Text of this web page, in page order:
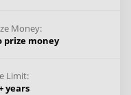
Money:
prize money
Limit:
years